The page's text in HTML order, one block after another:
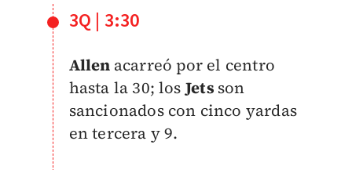
3Q | 3:30
Allen acarreó por el centro
hasta la 30; losJets son
sancionados con cinco yardas
en tercera y 9.